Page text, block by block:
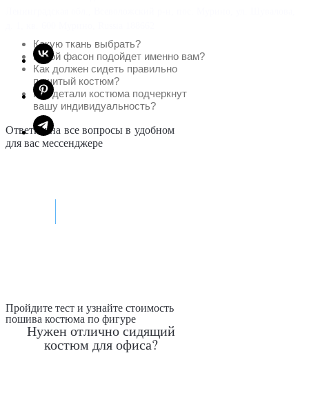
Какую ткань выбрать?
Какой фасон подойдет именно вам?
Как должен сидеть правильно
пошитый костюм?
Как детали костюма подчеркнут
вашу индивидуальность?
Ответим на все вопросы в удобном
для вас мессенджере
Пройдите тест и узнайте стоимость
пошива костюма по фигуре
Нужен отлично сидящий
костюм для офиса?